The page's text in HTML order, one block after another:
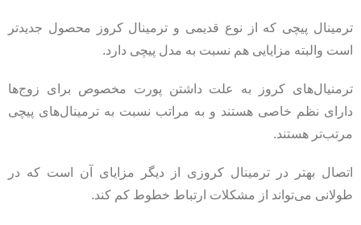
ترمینال پیچی که از نوع قدیمی و ترمینال کروز محصول جدیدتر
است والبته مزایایی هم نسبت به مدل پیچی دارد.
ترمنیال‌های کروز به علت داشتن پورت مخصوص برای زوج‌ها
دارای نظم خاصی هستند و به مراتب نسبت به ترمینال‌های پیچی
مرتب‌تر هستند.
اتصال بهتر در ترمینال کروزی از دیگر مزایای آن است که در
طولانی می‌تواند از مشکلات ارتباط خطوط کم کند.